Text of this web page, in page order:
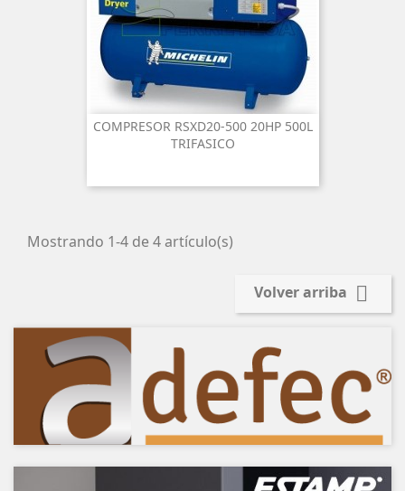
COMPRESOR RSXD20-500 20HP 500L
TRIFASICO
Mostrando 1-4 de 4 artículo(s)
Volver arriba 